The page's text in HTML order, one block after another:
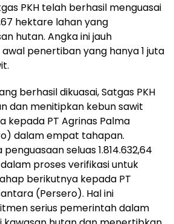
PKH telah berhasil menguasai
hektare lahan yang
hutan. Angka ini jauh
penertiban yang hanya 1 juta
berhasil dikuasai, Satgas PKH
dan menitipkan kebun sawit
kepada PT Agrinas Palma
dalam empat tahapan.
seluas 1.814.632,64
proses verifikasi untuk
berikutnya kepada PT
(Persero). Hal ini
serius pemerintah dalam